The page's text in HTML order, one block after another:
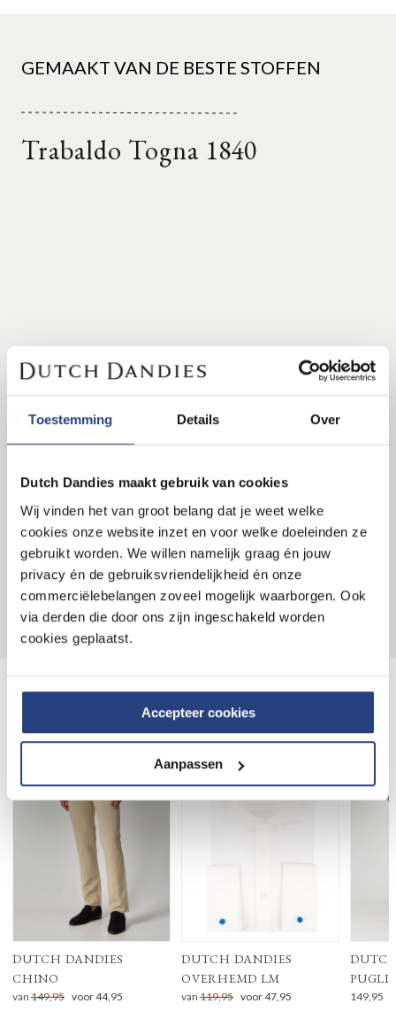
Toestemming Details Over
Dutch Dandies maakt gebruik van cookies
Wij vinden het van groot belang dat je weet welke
cookies onze website inzet en voor welke doeleinden ze
gebruikt worden. We willen namelijk graag én jouw
privacy én de gebruiksvriendelijkheid én onze
commerciëlebelangen zoveel mogelijk waarborgen. Ook
via derden die door ons zijn ingeschakeld worden
cookies geplaatst.
Accepteer cookies
Aanpassen
GEMAAKT VAN DE BESTE STOFFEN
Trabaldo Togna 1840
familiebedrijf die vol passie de fijnste stoffen voor luxe
merken produceert. Van puur kasjmier tot de mooiste
wolblends. Zowel innovatie als oog voor mens en milieu
staan hoog in het vaandel van deze stoffenmaker.
LEES MEER
Meer van deze collectie
DUTCH DANDIES
CHINO
van 149,95 voor44,95
DUTCH DANDIES
OVERHEMD LM
van 119,95 voor47,95 149,95